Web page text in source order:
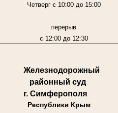
Четверг с 10:00 до 15:00
перерыв
с 12:00 до 12:30
Железнодорожный
районный суд
г. Симферополя
Республики Крым